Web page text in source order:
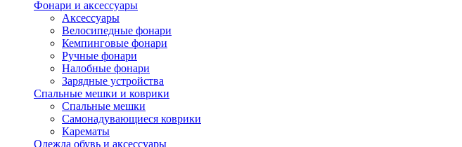
Фонари и аксессуары
Аксессуары
Велосипедные фонари
Кемпинговые фонари
Ручные фонари
Налобные фонари
Зарядные устройства
Спальные мешки и коврики
Спальные мешки
Самонадувающиеся коврики
Карематы
Одежда обувь и аксессуары